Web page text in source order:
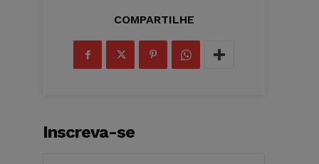
COMPARTILHE
Inscreva-se